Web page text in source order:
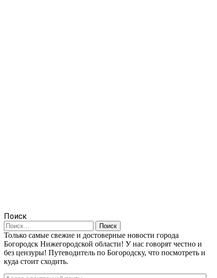
Поиск
Найти:
Только самые свежие и достоверные новости города
Богородск Нижегородской области! У нас говорят честно и
без цензуры! Путеводитель по Богородску, что посмотреть и
куда стоит сходить.